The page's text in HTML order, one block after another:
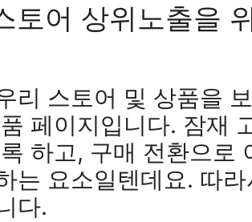
토어 상위노출을
리 스토어 및 상품을
페이지입니다. 잠재
하고, 구매 전환으로
는 요소일텐데요. 따
다.